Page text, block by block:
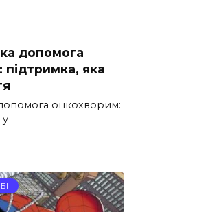
допомога
яка
онкохворим:
у